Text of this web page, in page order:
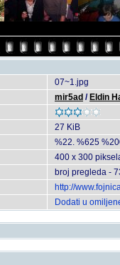
07~1.jpg
mir5ad / Eldin
27 KiB
%22. %625
400 x 300
broj pregleda -
http://
Dodati u